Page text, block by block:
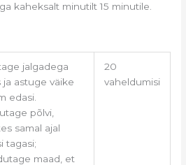
kaheksalt minutilt 15 minutile.
jalgadega
ja astuge väike
edasi.
põlvi,
samal ajal
tagasi;
maad, et
20
vaheldumisi